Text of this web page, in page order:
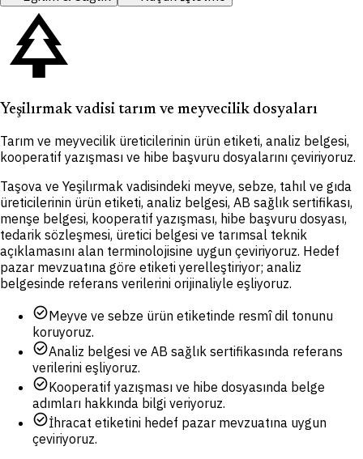
park
Yeşilırmak vadisi tarım ve meyvecilik dosyaları
Tarım ve meyvecilik üreticilerinin ürün etiketi, analiz belgesi,
kooperatif yazışması ve hibe başvuru dosyalarını çeviriyoruz.
Taşova ve Yeşilırmak vadisindeki meyve, sebze, tahıl ve gıda
üreticilerinin ürün etiketi, analiz belgesi, AB sağlık sertifikası,
menşe belgesi, kooperatif yazışması, hibe başvuru dosyası,
tedarik sözleşmesi, üretici belgesi ve tarımsal teknik
açıklamasını alan terminolojisine uygun çeviriyoruz. Hedef
pazar mevzuatına göre etiketi yerelleştiriyor; analiz
belgesinde referans verilerini orijinaliyle eşliyoruz.
check_circleMeyve ve sebze ürün etiketinde resmî dil tonunu
koruyoruz.
check_circleAnaliz belgesi ve AB sağlık sertifikasında referans
verilerini eşliyoruz.
check_circleKooperatif yazışması ve hibe dosyasında belge
adımları hakkında bilgi veriyoruz.
check_circleİhracat etiketini hedef pazar mevzuatına uygun
çeviriyoruz.